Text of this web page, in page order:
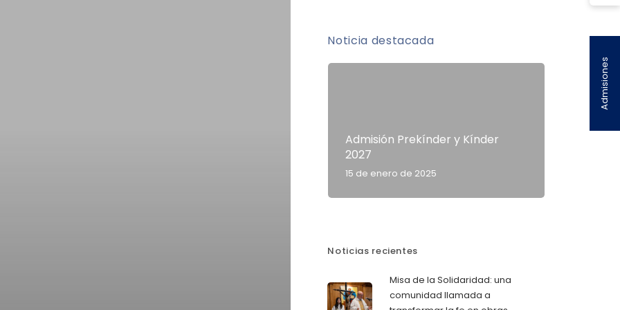
Noticia destacada
Admisión Prekínder y Kínder
2027
15 de enero de 2025
Noticias recientes
Misa de la Solidaridad: una
comunidad llamada a
Admisiones